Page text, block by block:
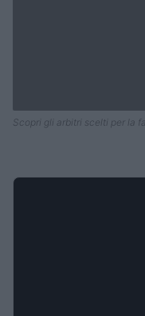
Scopri gli arbitri scelti per la